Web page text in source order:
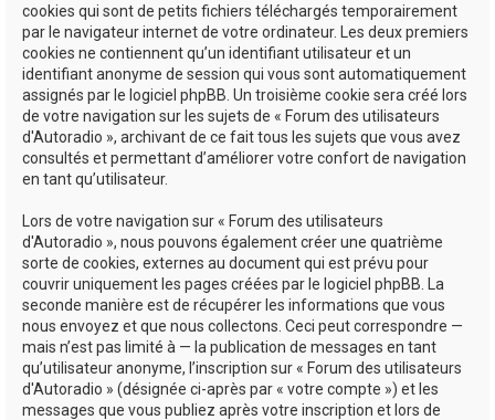
cookies qui sont de petits fichiers téléchargés temporairement
par le navigateur internet de votre ordinateur. Les deux premiers
cookies ne contiennent qu’un identifiant utilisateur et un
identifiant anonyme de session qui vous sont automatiquement
assignés par le logiciel phpBB. Un troisième cookie sera créé lors
de votre navigation sur les sujets de « Forum des utilisateurs
d'Autoradio », archivant de ce fait tous les sujets que vous avez
consultés et permettant d’améliorer votre confort de navigation
en tant qu’utilisateur.
Lors de votre navigation sur « Forum des utilisateurs
d'Autoradio », nous pouvons également créer une quatrième
sorte de cookies, externes au document qui est prévu pour
couvrir uniquement les pages créées par le logiciel phpBB. La
seconde manière est de récupérer les informations que vous
nous envoyez et que nous collectons. Ceci peut correspondre —
mais n’est pas limité à — la publication de messages en tant
qu’utilisateur anonyme, l’inscription sur « Forum des utilisateurs
d'Autoradio » (désignée ci-après par « votre compte ») et les
messages que vous publiez après votre inscription et lors de